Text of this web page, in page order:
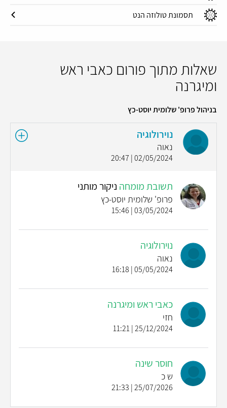
תסמונת טולוזה הנט
שאלות מתוך פורום כאבי ראש
ומיגרנה
בניהול פרופ' שלומית יוסט-כץ
נוירולוגיה
נאוה
02/05/2024 | 20:47
תשובת מומחה ניקור מותני
פרופ' שלומית יוסט-כץ
03/05/2024 | 15:46
נוירולוגיה
נאוה
05/05/2024 | 16:18
כאבי ראש ומיגרנה
חזי
25/12/2024 | 11:21
חוסר שינה
ש כ
25/07/2026 | 21:33